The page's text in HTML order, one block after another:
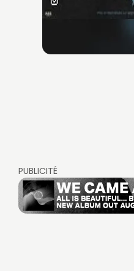
PUBLICITÉ